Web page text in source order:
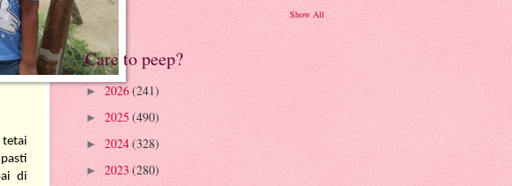
di
Show All
Care to peep?
► 2026(241)
► 2025 (490)
► 2024(328)
► 2023 (280)